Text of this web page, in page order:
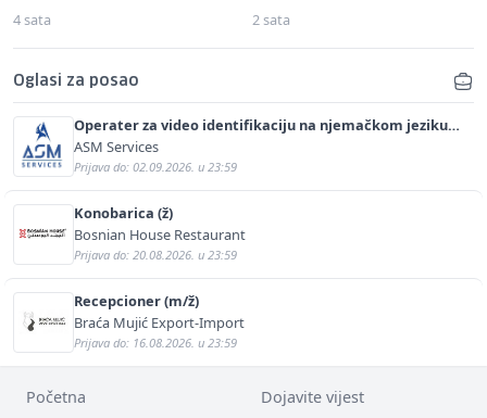
4 sata 2 sata
Oglasi za posao
Operater za video identifikaciju na njemačkom jeziku
(m/ž)
ASM Services
Prijava do: 02.09.2026. u 23:59
Konobarica (ž)
Bosnian House Restaurant
Prijava do: 20.08.2026. u 23:59
Recepcioner (m/ž)
Braća Mujić Export-Import
Prijava do: 16.08.2026. u 23:59
Početna Dojavite vijest